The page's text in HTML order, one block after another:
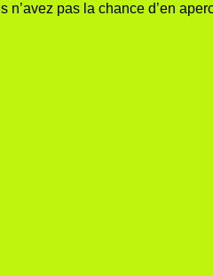
n’avez pas la chance d’en